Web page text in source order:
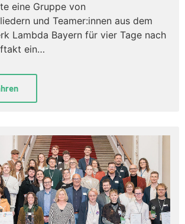
eine Gruppe von
und Teamer:innen aus dem
Lambda Bayern für vier Tage nach
ein…